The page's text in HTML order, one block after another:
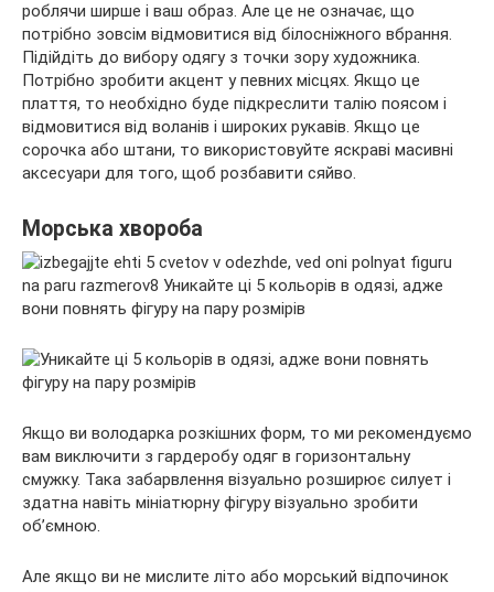
роблячи ширше і ваш образ. Але це не означає, що
потрібно зовсім відмовитися від білосніжного вбрання.
Підійдіть до вибору одягу з точки зору художника.
Потрібно зробити акцент у певних місцях. Якщо це
плаття, то необхідно буде підкреслити талію поясом і
відмовитися від воланів і широких рукавів. Якщо це
сорочка або штани, то використовуйте яскраві масивні
аксесуари для того, щоб розбавити сяйво.
Морська хвороба
Якщо ви володарка розкішних форм, то ми рекомендуємо
вам виключити з гардеробу одяг в горизонтальну
смужку. Така забарвлення візуально розширює силует і
здатна навіть мініатюрну фігуру візуально зробити
об’ємною.
Але якщо ви не мислите літо або морський відпочинок